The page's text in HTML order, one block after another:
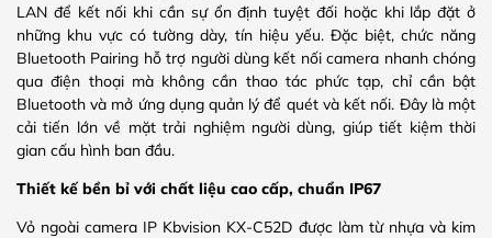
LAN để kết nối khi cần sự ổn định tuyệt đối hoặc khi lắp đặt ở
những khu vực có tường dày, tín hiệu yếu. Đặc biệt, chức năng
Bluetooth Pairing hỗ trợ người dùng kết nối camera nhanh chóng
qua điện thoại mà không cần thao tác phức tạp, chỉ cần bật
Bluetooth và mở ứng dụng quản lý để quét và kết nối. Đây là một
cải tiến lớn về mặt trải nghiệm người dùng, giúp tiết kiệm thời
gian cấu hình ban đầu.
Thiết kế bền bỉ với chất liệu cao cấp, chuẩn IP67
Vỏ ngoài camera IP Kbvision KX-C52D được làm từ nhựa và kim